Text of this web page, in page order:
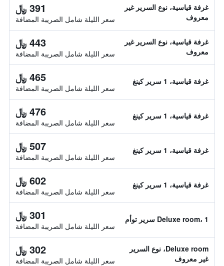
غرفة قياسية، نوع السرير غير
معروف
391 ﷼
سعر الليلة شامل الصريبة المضافة
غرفة قياسية، نوع السرير غير
معروف
443 ﷼
سعر الليلة شامل الصريبة المضافة
غرفة قياسية، 1 سرير كينغ 465 ﷼
سعر الليلة شامل الصريبة المضافة
غرفة قياسية، 1 سرير كينغ 476 ﷼
سعر الليلة شامل الصريبة المضافة
غرفة قياسية، 1 سرير كينغ 507 ﷼
سعر الليلة شامل الصريبة المضافة
غرفة قياسية، 1 سرير كينغ 602 ﷼
سعر الليلة شامل الصريبة المضافة
Deluxe room، 1 سرير توأم 301 ﷼
سعر الليلة شامل الصريبة المضافة
Deluxe room، نوع السرير
غير معروف
302 ﷼
سعر الليلة شامل الصريبة المضافة